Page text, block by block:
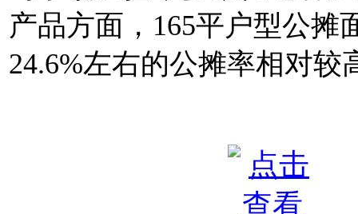
产品方面，165平户型公摊
24.6%左右的公摊率相对较